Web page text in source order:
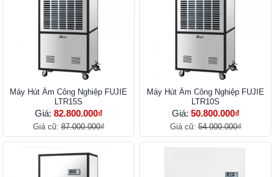
Máy Hút Ẩm Công Nghiệp FUJIE
LTR15S
Giá: 82.800.000₫
Giá cũ:87.000.000₫
Máy Hút Ẩm Công Nghiệp FUJIE
LTR10S
Giá: 50.800.000₫
Giá cũ:54.000.000₫